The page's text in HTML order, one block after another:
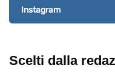
Instagram
Scelti dalla